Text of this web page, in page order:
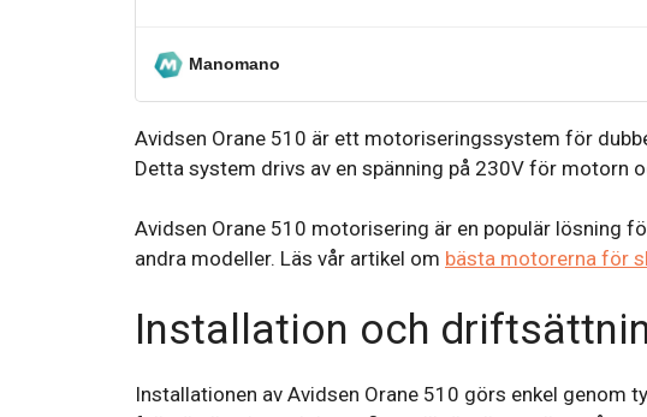
Manomano
Avidsen Orane 510 är ett motoriseringssystem för
Detta system drivs av en spänning på 230V för motorn
Avidsen Orane 510 motorisering är en populär lösning
andra modeller. Läs vår artikel om bästa motorerna för
Installation och
Installationen av Avidsen Orane 510 görs enkel genom